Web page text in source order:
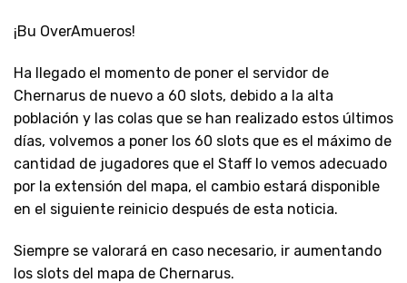
¡Bu OverAmueros!
Ha llegado el momento de poner el servidor de
Chernarus de nuevo a 60 slots, debido a la alta
población y las colas que se han realizado estos últimos
días, volvemos a poner los 60 slots que es el máximo de
cantidad de jugadores que el Staff lo vemos adecuado
por la extensión del mapa, el cambio estará disponible
en el siguiente reinicio después de esta noticia.
Siempre se valorará en caso necesario, ir aumentando
los slots del mapa de Chernarus.